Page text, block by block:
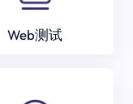
Web测试